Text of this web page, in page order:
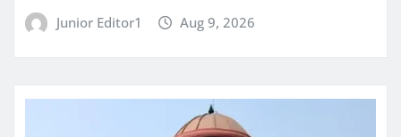
Junior Editor1 Aug 9, 2026